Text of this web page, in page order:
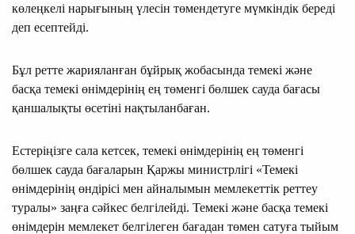
көлеңкелі нарығының үлесін төмендетуге мүмкіндік береді
деп есептейді.
Бұл ретте жарияланған бұйрық жобасында темекі және
басқа темекі өнімдерінің ең төменгі бөлшек сауда бағасы
қаншалықты өсетіні нақтыланбаған.
Естеріңізге сала кетсек, темекі өнімдерінің ең төменгі
бөлшек сауда бағаларын Қаржы министрлігі «Темекі
өнімдерінің өндірісі мен айналымын мемлекеттік реттеу
туралы» заңға сәйкес белгілейді. Темекi және басқа темекi
өнiмдерiн мемлекет белгiлеген бағадан төмен сатуға тыйым